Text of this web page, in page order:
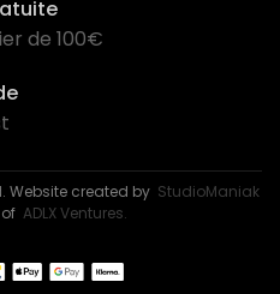
de 100€
Website created by StudioManiak
ADLX Ventures.